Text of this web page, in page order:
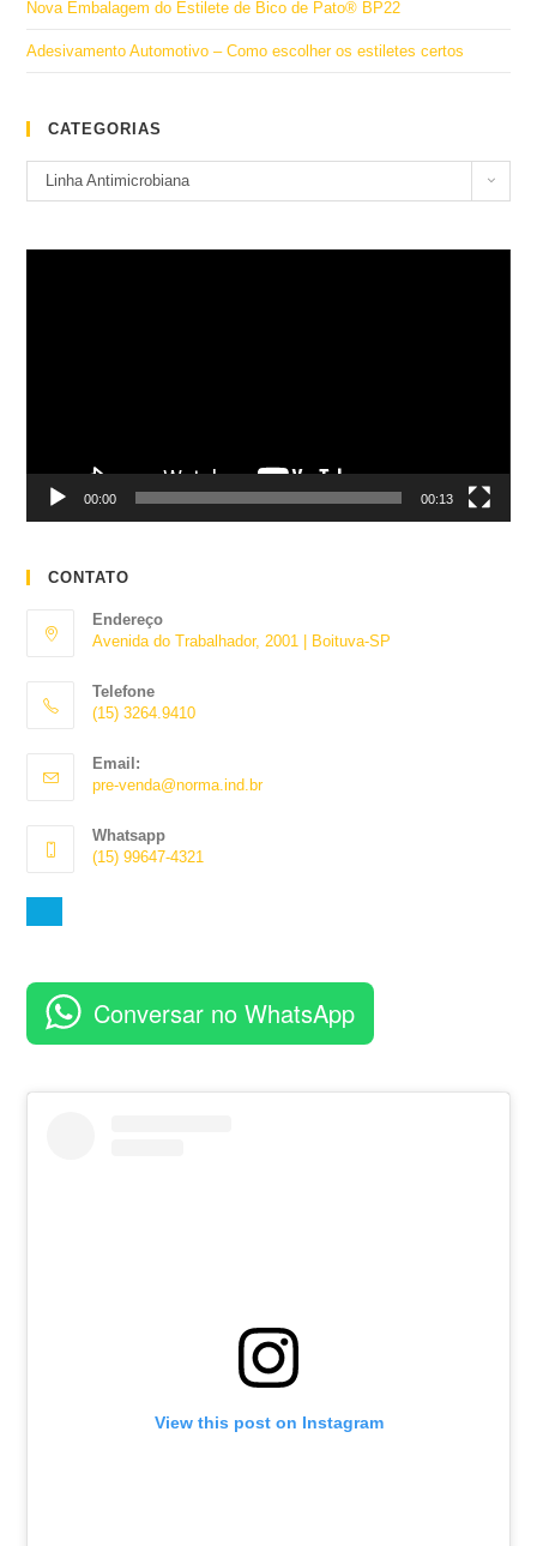
Nova Embalagem do Estilete de Bico de Pato® BP22
Adesivamento Automotivo – Como escolher os estiletes certos
CATEGORIAS
Categorias
Linha Antimicrobiana
00:00 00:13
CONTATO
Endereço
Avenida do Trabalhador, 2001 | Boituva-SP
Telefone
(15) 3264.9410
em
seu
Email:
pre-venda@norma.ind.brAbre
Whatsapp
(15) 99647-4321
aplicativo
Conversar no WhatsApp
View this post on Instagram